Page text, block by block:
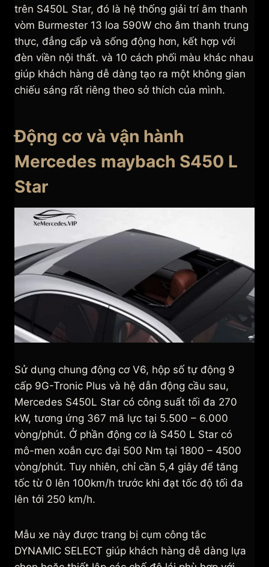
trên S450L Star, đó là hệ thống giải trí âm thanh
vòm Burmester 13 loa 590W cho âm thanh trung
thực, đẳng cấp và sống động hơn, kết hợp với
đèn viền nội thất. và 10 cách phối màu khác nhau
giúp khách hàng dễ dàng tạo ra một không gian
chiếu sáng rất riêng theo sở thích của mình.
Động cơ và vận hành
Mercedes maybach S450 L
Star
Sử dụng chung động cơ V6, hộp số tự động 9
cấp 9G-Tronic Plus và hệ dẫn động cầu sau,
Mercedes S450L Star có công suất tối đa 270
kW, tương ứng 367 mã lực tại 5.500 – 6.000
vòng/phút. Ở phần động cơ là S450 L Star có
mô-men xoắn cực đại 500 Nm tại 1800 – 4500
vòng/phút. Tuy nhiên, chỉ cần 5,4 giây để tăng
tốc từ 0 lên 100km/h trước khi đạt tốc độ tối đa
lên tới 250 km/h.
Mẫu xe này được trang bị cụm công tắc
DYNAMIC SELECT giúp khách hàng dễ dàng lựa